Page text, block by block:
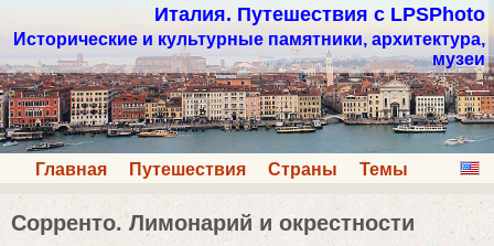
Италия. Путешествия с LPSPhoto
Исторические и культурные памятники, архитектура,
музеи
Главная Путешествия Страны Темы
Сорренто. Лимонарий и окрестности